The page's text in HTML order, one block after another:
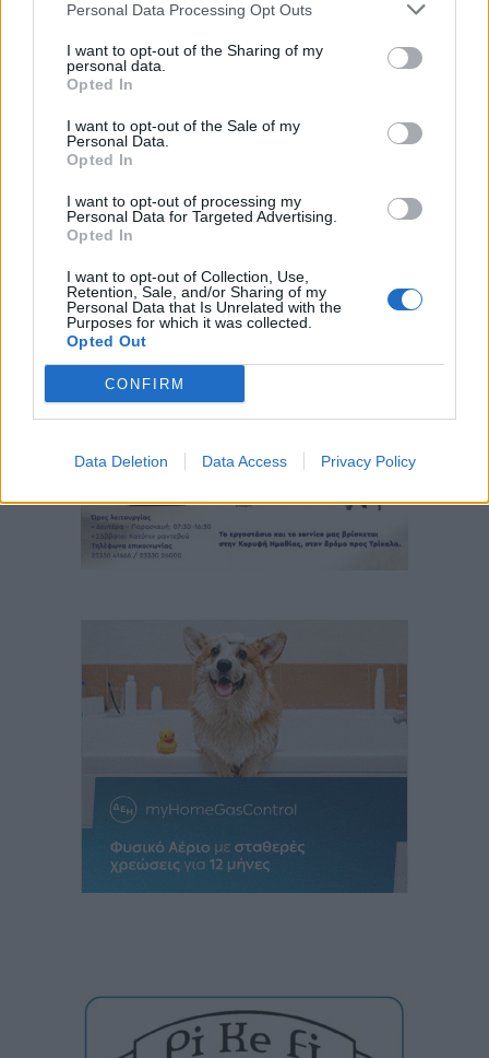
Personal Data Processing Opt Outs
I want to opt-out of the Sharing of my
personal data.
Opted In
I want to opt-out of the Sale of my
Personal Data.
Opted In
I want to opt-out of processing my
Personal Data for Targeted Advertising.
Opted In
I want to opt-out of Collection, Use,
Retention, Sale, and/or Sharing of my
Personal Data that Is Unrelated with the
Purposes for which it was collected.
Opted Out
CONFIRM
Data Deletion Data Access Privacy Policy